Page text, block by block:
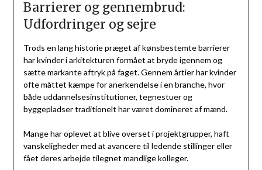
Barrierer og gennembrud:
Udfordringer og sejre
Trods en lang historie præget af kønsbestemte barrierer
har kvinder i arkitekturen formået at bryde igennem og
sætte markante aftryk på faget. Gennem årtier har kvinder
ofte måttet kæmpe for anerkendelse i en branche, hvor
både uddannelsesinstitutioner, tegnestuer og
byggepladser traditionelt har været domineret af mænd.
Mange har oplevet at blive overset i projektgrupper, haft
vanskeligheder med at avancere til ledende stillinger eller
fået deres arbejde tilegnet mandlige kolleger.